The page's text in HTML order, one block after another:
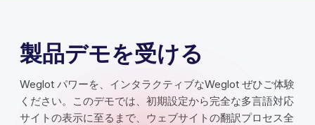
製品デモを受ける
Weglot パワーを、インタラクティブなWeglot ぜひご体験
ください。このデモでは、初期設定から完全な多言語対応
サイトの表示に至るまで、ウェブサイトの翻訳プロセス全